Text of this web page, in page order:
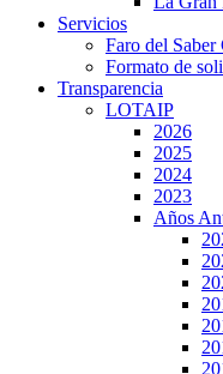
Servicios
Faro del Saber
Formato de
Transparencia
LOTAIP
2026
2025
2024
2023
Años